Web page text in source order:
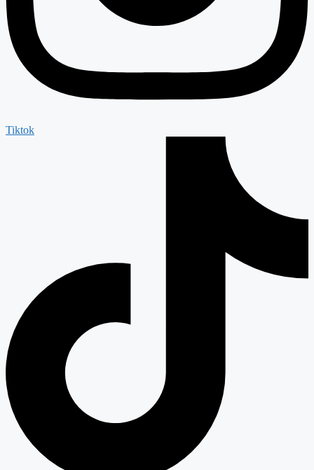
Tiktok